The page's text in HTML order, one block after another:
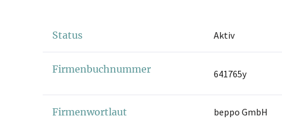
Status Aktiv
Firmenbuchnummer 641765y
Firmenwortlaut beppo GmbH